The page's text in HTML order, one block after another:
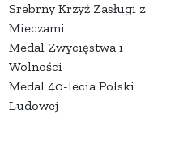
Srebrny Krzyż Zasługi z
Mieczami
Medal Zwycięstwa i
Wolności
Medal 40-lecia Polski
Ludowej